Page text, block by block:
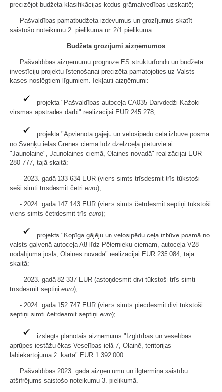
precizējot budžeta klasifikācijas kodus grāmatvedības uzskaitē;
Pašvaldības pamatbudžeta izdevumus un grozījumus skatīt
saistošo noteikumu 2. pielikumā un 2/1 pielikumā.
Budžeta grozījumi aizņēmumos
Pašvaldības aizņēmumu prognoze ES struktūrfondu un budžeta
investīciju projektu īstenošanai precizēta pamatojoties uz Valsts
kases noslēgtiem līgumiem. Iekļauti aizņēmumi:
projekta "Pašvaldības autoceļa CA035 Darvdedži-Kažoki
virsmas apstrādes darbi" realizācijai EUR 245 278;
projekta "Apvienotā gājēju un velosipēdu ceļa izbūve posmā
no Sveņķu ielas Grēnes ciemā līdz dzelzceļa pieturvietai
"Jaunolaine", Jaunolaines ciemā, Olaines novadā" realizācijai EUR
280 777, tajā skaitā:
- 2023. gadā 133 634 EUR (viens simts trīsdesmit trīs tūkstoši
seši simti trīsdesmit četri euro);
- 2024. gadā 147 143 EUR (viens simts četrdesmit septiņi tūkstoši
viens simts četrdesmit trīs euro);
projekts "Kopīga gājēju un velosipēdu ceļa izbūve posmā no
valsts galvenā autoceļa A8 līdz Pēternieku ciemam, autoceļa V28
nodalījuma joslā, Olaines novadā" realizācijai EUR 235 084, tajā
skaitā:
- 2023. gadā 82 337 EUR (astoņdesmit divi tūkstoši trīs simti
trīsdesmit septiņi euro);
- 2024. gadā 152 747 EUR (viens simts piecdesmit divi tūkstoši
septiņi simti četrdesmit septiņi euro);
izslēgts plānotais aizņēmums "Izglītības un veselības
aprūpes iestāžu ēkas Veselības ielā 7, Olainē, teritorijas
labiekārtojuma 2. kārta" EUR 1 392 000.
Pašvaldības 2023. gada aizņēmumu un ilgtermiņa saistību
atšifrējums saistošo noteikumu 3. pielikumā.